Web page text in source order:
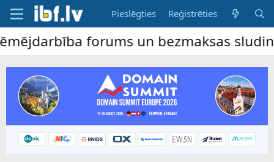
Pieslēgties Reģistrēties
forums un bezmaksas